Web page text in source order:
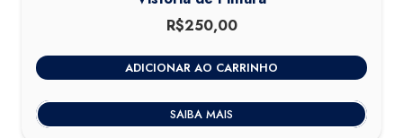
R$250,00
ADICIONAR AO CARRINHO
SAIBA MAIS